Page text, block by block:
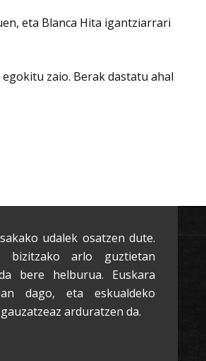
eta Blanca Hita igantziarrari
zaio. Berak dastatu ahal
udalek osatzen dute.
arlo guztietan
bere helburua. Euskara
dago, eta eskualdeko
arduratzen da.